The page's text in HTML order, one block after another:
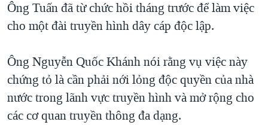
Ông Tuấn đã từ chức hồi tháng trước để làm việc
cho một đài truyền hình dây cáp độc lập.
Ông Nguyễn Quốc Khánh nói rằng vụ việc này
chứng tỏ là cần phải nới lỏng độc quyền của nhà
nước trong lãnh vực truyền hình và mở rộng cho
các cơ quan truyền thông đa dạng.